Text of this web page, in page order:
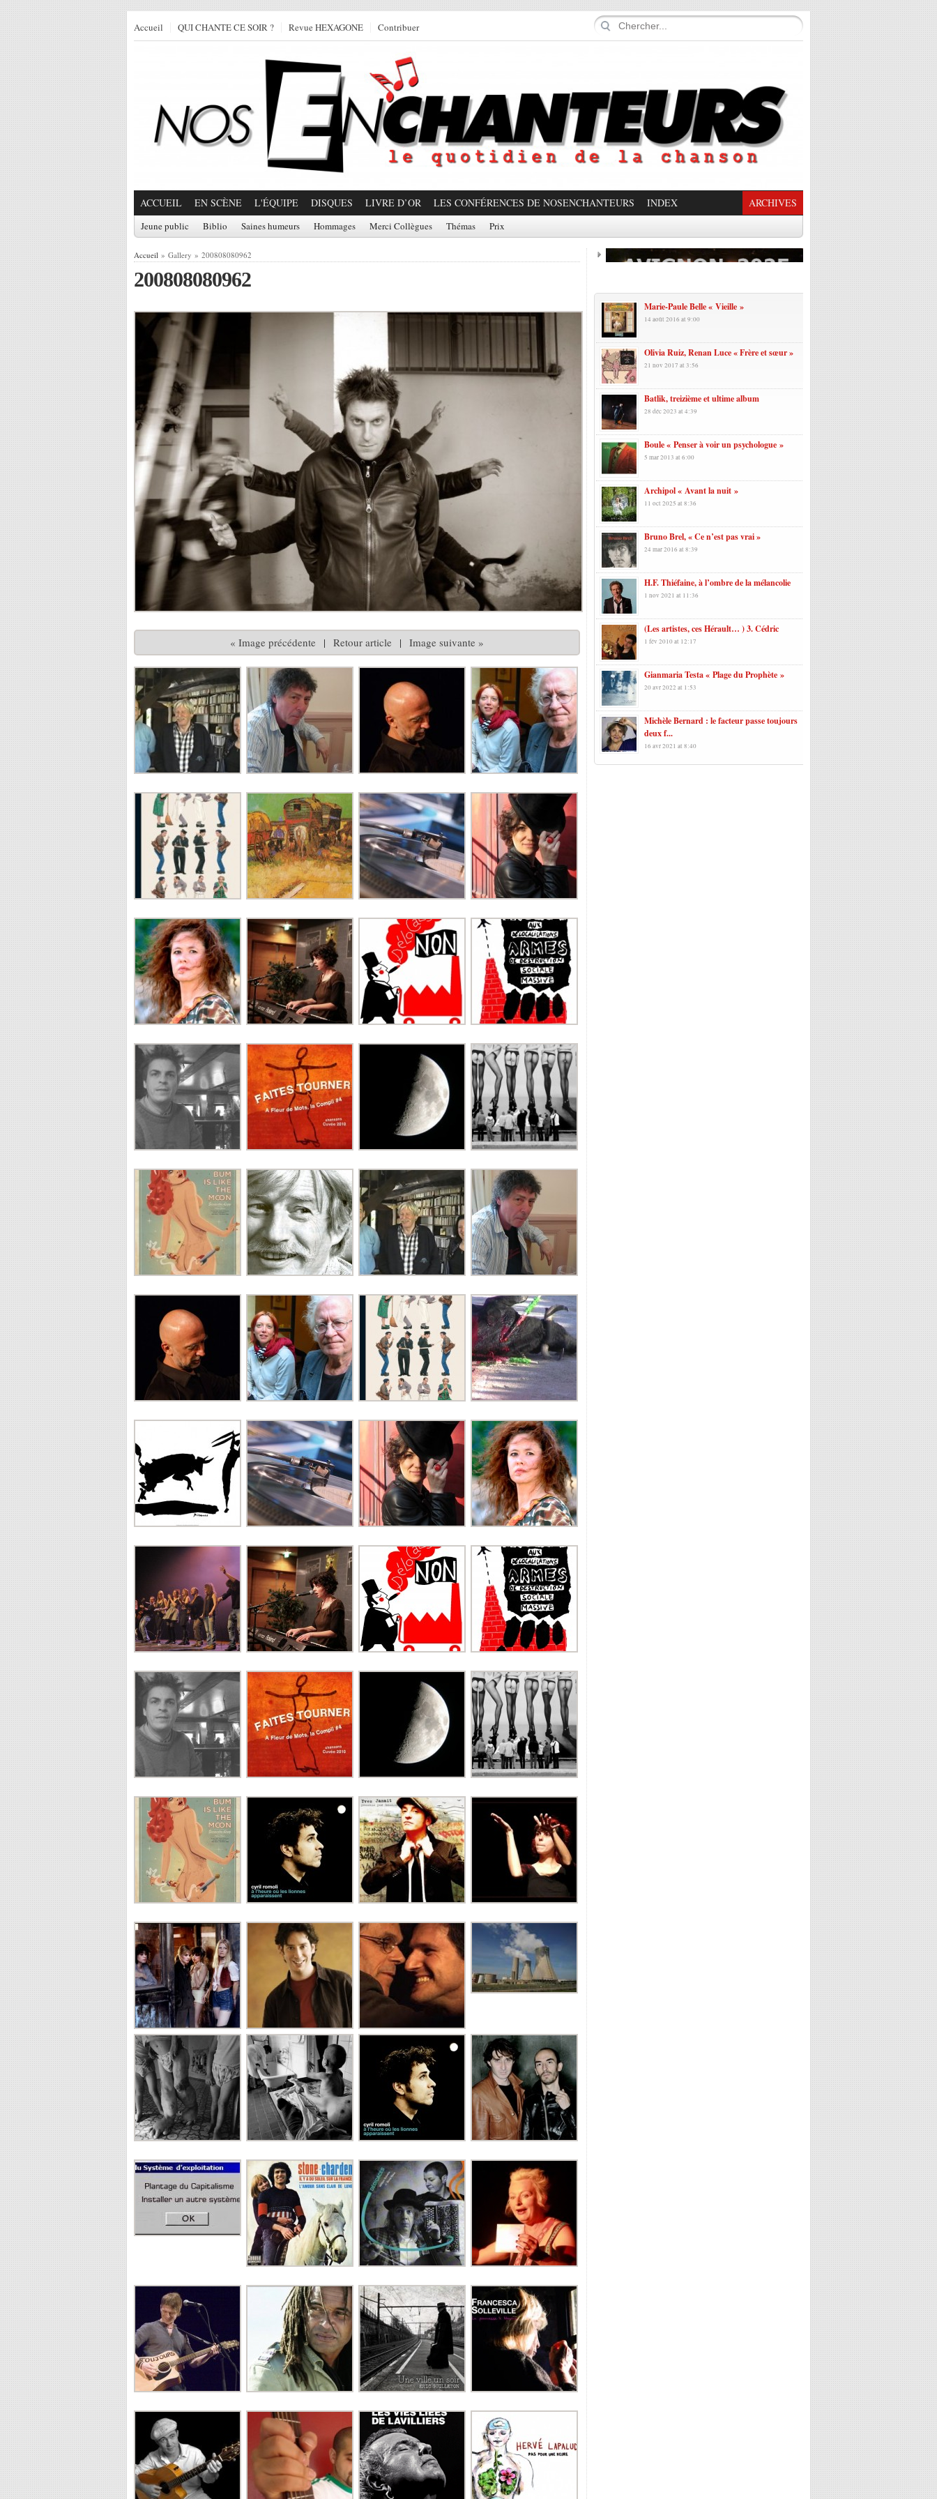
Accueil QUI CHANTE CE SOIR ? Revue HEXAGONE Contribuer
ACCUEIL EN SCÈNE L'ÉQUIPE DISQUES LIVRE D’OR LES CONFÉRENCES DE NOSENCHANTEURS INDEX ARCHIVES
Jeune public Biblio Saines humeurs Hommages Merci Collègues Thémas Prix
Accueil » Gallery » 200808080962
200808080962
« Image précédente | Retour article | Image suivante »
Marie-Paule Belle « Vieille »
14 août 2016 at 9:00
Olivia Ruiz, Renan Luce « Frère et sœur »
21 nov 2017 at 3:56
Batlik, treizième et ultime album
28 déc 2023 at 4:39
Boule « Penser à voir un psychologue »
5 mar 2013 at 6:00
Archipol « Avant la nuit »
11 oct 2025 at 8:36
Bruno Brel, « Ce n’est pas vrai »
24 mar 2016 at 8:39
H.F. Thiéfaine, à l’ombre de la mélancolie
1 nov 2021 at 11:36
(Les artistes, ces Hérault… ) 3. Cédric
1 fév 2010 at 12:17
Gianmaria Testa « Plage du Prophète »
20 avr 2022 at 1:53
Michèle Bernard : le facteur passe toujours
deux f...
16 avr 2021 at 8:40